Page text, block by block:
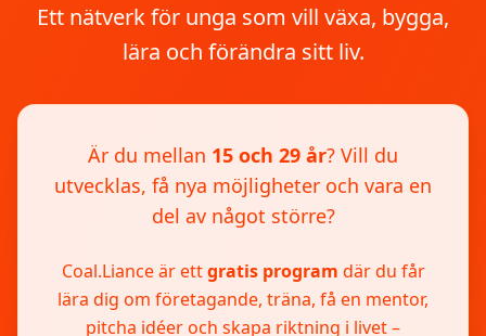
Ett nätverk för unga som vill växa, bygga,
lära och förändra sitt liv.
Är du mellan 15 och 29 år? Vill du
utvecklas, få nya möjligheter och vara en
del av något större?
Coal.Liance är ettgratis program där du får
lära dig om företagande, träna, få en mentor,
pitcha idéer och skapa riktning i livet –